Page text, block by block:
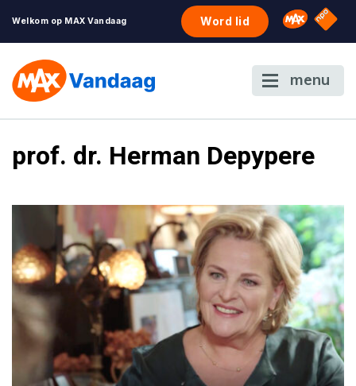
Welkom op MAX Vandaag Word lid Omroep
NPO
menu
prof. dr. Herman Depypere